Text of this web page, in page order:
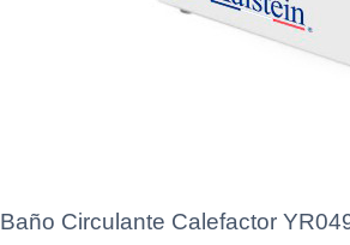
Baño Circulante Calefactor